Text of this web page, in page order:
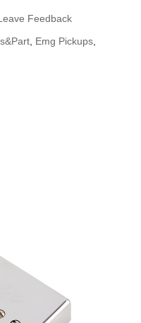
Feedback
Emg Pickups